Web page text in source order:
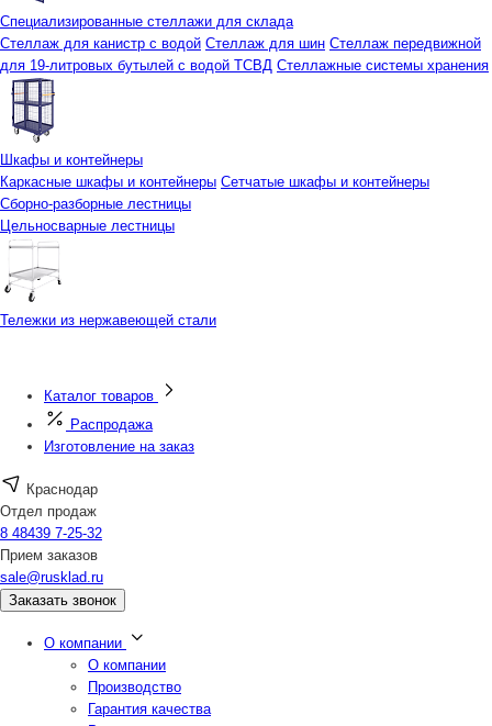
Специализированные стеллажи для склада
Стеллаж для канистр с водой Стеллаж для шин Стеллаж передвижной
для 19-литровых бутылей с водой ТСВД Стеллажные системы хранения
Шкафы и контейнеры
Каркасные шкафы и контейнеры Сетчатые шкафы и контейнеры
Сборно-разборные лестницы
Цельносварные лестницы
Тележки из нержавеющей стали
Каталог товаров
Распродажа
Изготовление на заказ
Краснодар
Отдел продаж
8 48439 7-25-32
Прием заказов
sale@rusklad.ru
Заказать звонок
О компании
О компании
Производство
Гарантия качества